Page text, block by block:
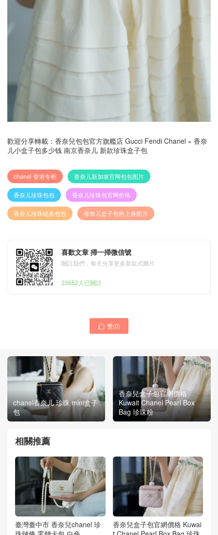
歡迎分享轉載： 香奈兒包包官方旗艦店 Gucci Fendi Chanel » 香奈
儿小盒子包多少钱 南京香奈儿 新款珍珠盒子包
chanel 香港专柜 香奈儿新加坡官网包包图片
香奈儿珍珠包包 香奈儿珍珠包官网价格
香奈儿珍珠链条包包 香奈儿盒子包的上身图片
喜歡文章 掃一掃微信號
關註我們，每天分享更多新款式圖片
23652人已關註
 赞(0)
chanel香奈儿 珍珠 mini盒子
包
香奈兒盒子包官網價格
Kuwait Chanel Pearl Box
Bag 珍珠粉
相關推薦
臺灣臺中市 香奈兒chanel 珍
香奈兒盒子包官網價格 Kuwai